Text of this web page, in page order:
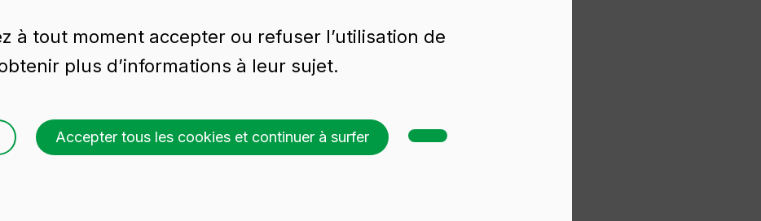
à tout moment accepter ou refuser l’utilisation de
plus d’informations à leur sujet.
Accepter tous les cookies et continuer à surfer